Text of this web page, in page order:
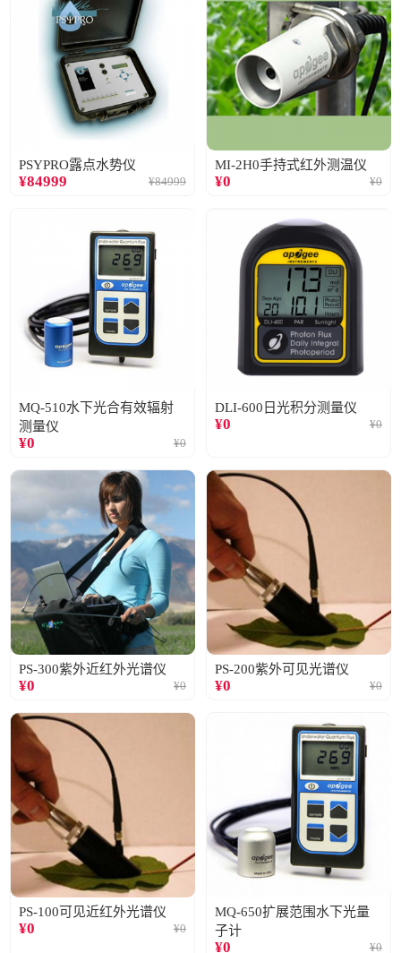
PSYPRO露点水势仪
¥84999 ¥84999
MI-2H0手持式红外测温仪
¥0 ¥0
MQ-510水下光合有效辐射
测量仪
¥0 ¥0
DLI-600日光积分测量仪
¥0 ¥0
PS-300紫外近红外光谱仪
¥0 ¥0
PS-200紫外可见光谱仪
¥0 ¥0
PS-100可见近红外光谱仪
¥0 ¥0
MQ-650扩展范围水下光量
子计
¥0 ¥0